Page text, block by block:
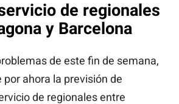
de regionales
y Barcelona
de este fin de semana,
ahora la previsión de
de regionales entre